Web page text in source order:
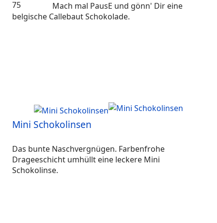
Mach mal PausE und gönn' Dir eine
belgische Callebaut Schokolade.
Mini Schokolinsen
Das bunte Naschvergnügen. Farbenfrohe
Drageeschicht umhüllt eine leckere Mini
Schokolinse.